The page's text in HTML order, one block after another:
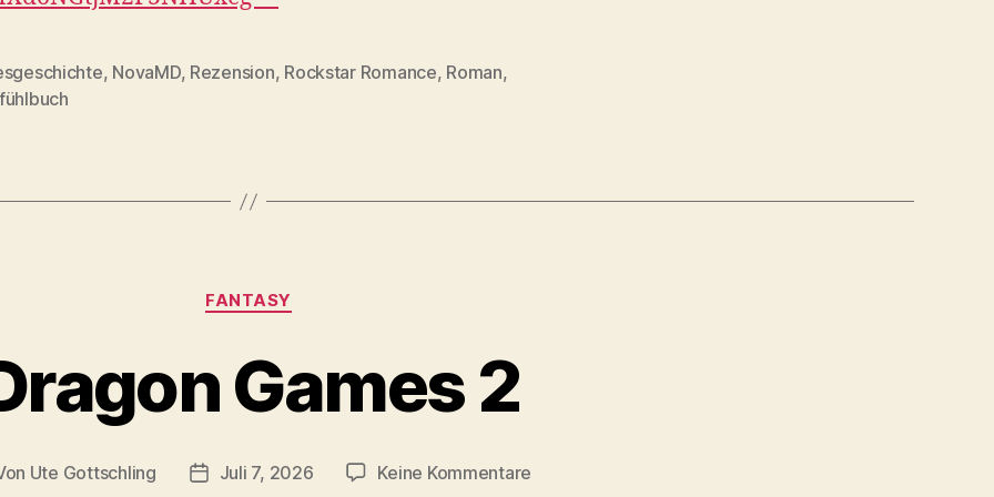
, NovaMD, Rezension, Rockstar Romance, Roman,
Kategorien
FANTASY
Games 2
Ute Gottschling Veröffentlichungsdatum
Juli 7, 2026 Keine Kommentare